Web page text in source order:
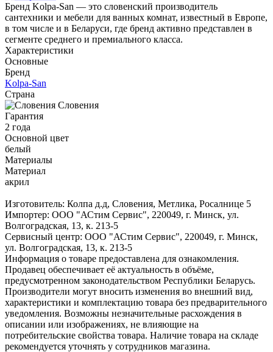
Бренд Kolpa-San — это словенский производитель
сантехники и мебели для ванных комнат, известный в Европе,
в том числе и в Беларуси, где бренд активно представлен в
сегменте среднего и премиального класса.
Характеристики
Основные
Бренд
Kolpa-San
Страна
Словения
Гарантия
2 года
Основной цвет
белый
Материалы
Материал
акрил
Изготовитель: Колпа д.д, Словения, Метлика, Росалнице 5
Импортер: ООО "АСтим Сервис", 220049, г. Минск, ул.
Волгоградская, 13, к. 213-5
Сервисный центр: ООО "АСтим Сервис", 220049, г. Минск,
ул. Волгоградская, 13, к. 213-5
Информация о товаре предоставлена для ознакомления.
Продавец обеспечивает её актуальность в объёме,
предусмотренном законодательством Республики Беларусь.
Производители могут вносить изменения во внешний вид,
характеристики и комплектацию товара без предварительного
уведомления. Возможны незначительные расхождения в
описании или изображениях, не влияющие на
потребительские свойства товара. Наличие товара на складе
рекомендуется уточнять у сотрудников магазина.